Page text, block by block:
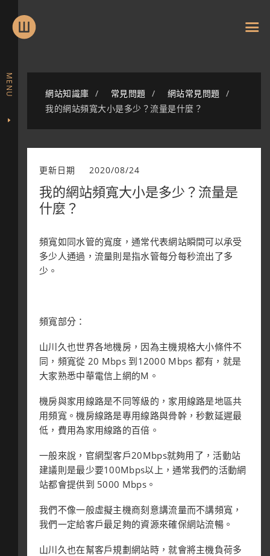
網站知識庫 常見問題
網站常見問題
我的網站頻寬大小是多少？流量是什麼？
MENU
更新日期 2020/08/24
我的網站頻寬大小是多少？流量是
什麼？
頻寬如同水管的寬度，通常代表網站瞬間可以承受
多少人通過，流量則是指水管每分每秒流出了多
少。
頻寬部分：
山川久也世界各地機房，因為主機規格大小條件不
同，頻寬從 20 Mbps 到12000 Mbps 都有，就是
大家熟悉中華電信上網的M。
機房與家用線路是不同等級的，家用線路是地區共
用頻寬。機房線路是專用線路與骨幹，秒數延遲最
低，費用為家用線路的百倍。
一般來說，官網型客戶20Mbps就夠用了，活動站
建議則是最少要100Mbps以上，通常我們的活動網
站都會提供到 5000 Mbps。
我們不像一般虛擬主機商刻意講流量而不講頻寬，
我們一定給客戶最足夠的資源來確保網站流暢。
山川久也在幫客戶規劃網站時，就會將主機負荷多